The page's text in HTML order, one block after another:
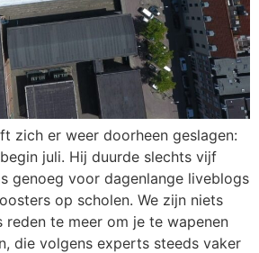
zich er weer doorheen geslagen:
juli. Hij duurde slechts vijf
genoeg voor dagenlange liveblogs
op scholen. We zijn niets
reden te meer om je te wapenen
die volgens experts steeds vaker